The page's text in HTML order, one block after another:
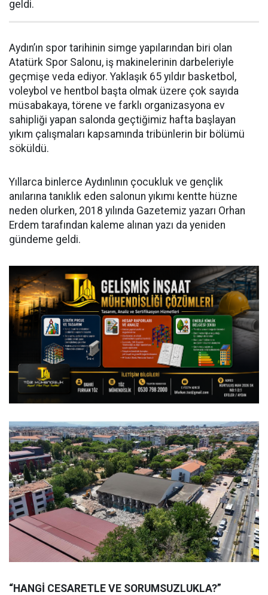
geldi.
Aydın’ın spor tarihinin simge yapılarından biri olan
Atatürk Spor Salonu, iş makinelerinin darbeleriyle
geçmişe veda ediyor. Yaklaşık 65 yıldır basketbol,
voleybol ve hentbol başta olmak üzere çok sayıda
müsabakaya, törene ve farklı organizasyona ev
sahipliği yapan salonda geçtiğimiz hafta başlayan
yıkım çalışmaları kapsamında tribünlerin bir bölümü
söküldü.
Yıllarca binlerce Aydınlının çocukluk ve gençlik
anılarına tanıklık eden salonun yıkımı kentte hüzne
neden olurken, 2018 yılında Gazetemiz yazarı Orhan
Erdem tarafından kaleme alınan yazı da yeniden
gündeme geldi.
“HANGİ CESARETLE VE SORUMSUZLUKLA?”